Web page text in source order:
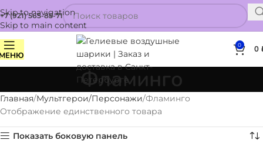
Skip to navigation
Skip to main content
+7 (921) 565-85-71
0 0
Фламинго
Главная Мультгерои/Персонажи Фламинго
Отображение единственного товара
Показать боковую панель